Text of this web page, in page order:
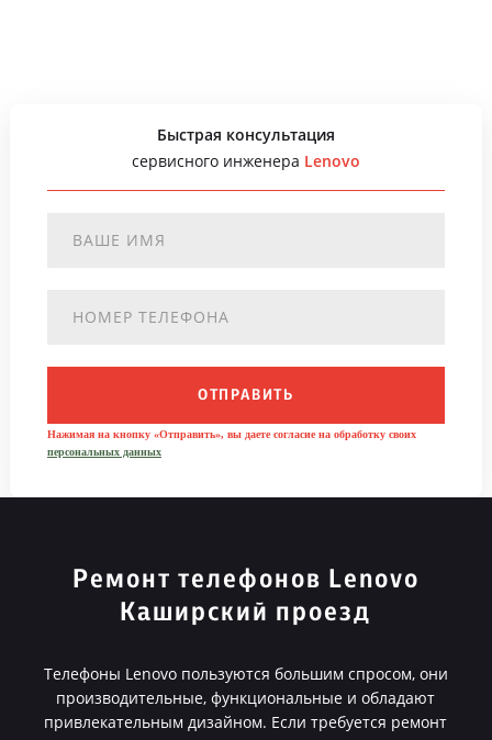
Быстрая консультация
сервисного инженера Lenovo
ОТПРАВИТЬ
Нажимая на кнопку «Отправить», вы даете согласие на обработку своих
персональных данных
Ремонт телефонов Lenovo
Каширский проезд
Телефоны Lenovo пользуются большим спросом, они
производительные, функциональные и обладают
привлекательным дизайном. Если требуется ремонт